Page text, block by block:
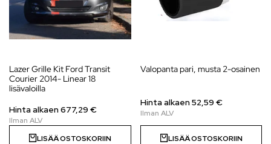
Lazer Grille Kit Ford Transit
Courier 2014- Linear 18
lisävaloilla
Hinta alkaen 677,29 €
LISÄÄ OSTOSKORIIN
Valopanta pari, musta 2-osainen
Hinta alkaen 52,59 €
LISÄÄ OSTOSKORIIN